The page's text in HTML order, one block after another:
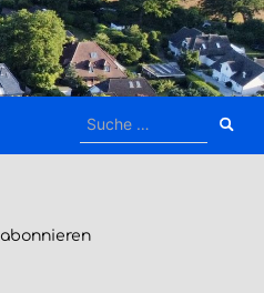
Suche
abonnieren